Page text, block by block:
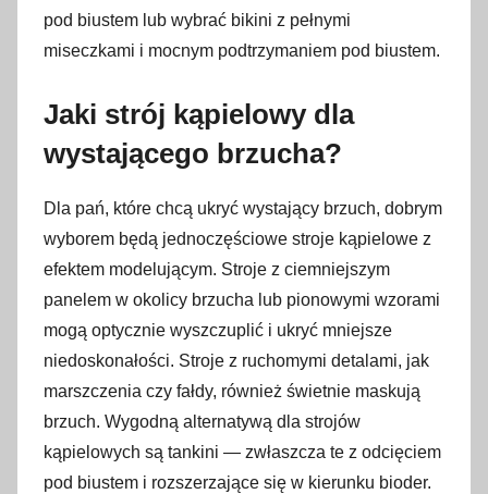
pod biustem lub wybrać bikini z pełnymi
miseczkami i mocnym podtrzymaniem pod biustem.
Jaki strój kąpielowy dla
wystającego brzucha?
Dla pań, które chcą ukryć wystający brzuch, dobrym
wyborem będą jednoczęściowe stroje kąpielowe z
efektem modelującym. Stroje z ciemniejszym
panelem w okolicy brzucha lub pionowymi wzorami
mogą optycznie wyszczuplić i ukryć mniejsze
niedoskonałości. Stroje z ruchomymi detalami, jak
marszczenia czy fałdy, również świetnie maskują
brzuch. Wygodną alternatywą dla strojów
kąpielowych są tankini — zwłaszcza te z odcięciem
pod biustem i rozszerzające się w kierunku bioder.